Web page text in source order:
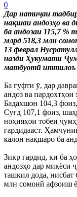
0
Дар натиҷаи
нақшаи андозҳо ва
ба андозаи 115,7 %
млрд 518,3 млн
13 феврал
назди Ҳукумати
матбуотӣ иттилоъ
Ба гуфти ӯ, дар
андоз ва
Бадахшон 104,3
Суғд 107,1 фоиз,
ноҳияҳои тобеи
гардидааст.
калон нақшаро ба
Зикр гардид, ки ба
андозҳо дар миқёси
ташкил дода, нисбат
млн сомонӣ афзоиш